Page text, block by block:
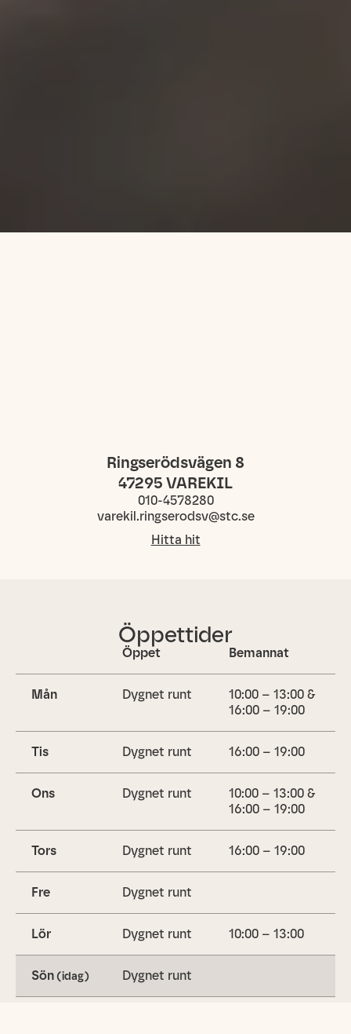
Ringserödsvägen 8
47295 VAREKIL
010-4578280
varekil.ringserodsv@stc.se
Hitta hit
Öppettider
Öppet Bemannat
Mån Dygnet runt
10:00 – 13:00 &
16:00 – 19:00
Tis Dygnet runt 16:00 – 19:00
Ons Dygnet runt
10:00 – 13:00 &
16:00 – 19:00
Tors Dygnet runt 16:00 – 19:00
Fre Dygnet runt
Lör Dygnet runt 10:00 – 13:00
Sön(idag) Dygnet runt